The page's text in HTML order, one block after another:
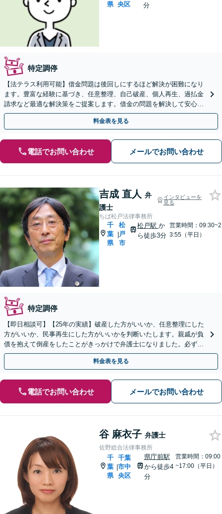
県 央区
分
特定調停
【法テラス利用可能】借金問題は後回しにするほど解決が困難になり
ます。豊富な経験に基づき、任意整理、自己破産、個人再生、過払金
請求など最適な解決策をご提案します。借金の問題を解決して安心し
た生活を送りましょう。まずはお早めにご相談ください。
料金表を見る
電話でお問い合わせ メールでお問い合わせ
吉成 直人 弁
護士
インタビューを
見る
ちば松戸法律事務所
千
葉
県
|
松
戸
市
松戸駅 か
ら徒歩3分
営業時間：09:30~2
3:55（平日）
特定調停
【即日相談可】【25年の実績】破産した方がいいか、任意整理にした
方がいいか、民事再生にした方がいいかを判断いたします。親戚が負
債を抱えて倒産をしたことがきっかけで弁護士になりました。必ずお
力になります。法人破産もお任せください。
料金表を見る
電話でお問い合わせ メールでお問い合わせ
谷 麻衣子 弁護士
佐野総合法律事務所
千
葉
県
|
千葉
市中
央区
県庁前駅
から徒歩4
分
営業時間：09:00
~17:00（平日）